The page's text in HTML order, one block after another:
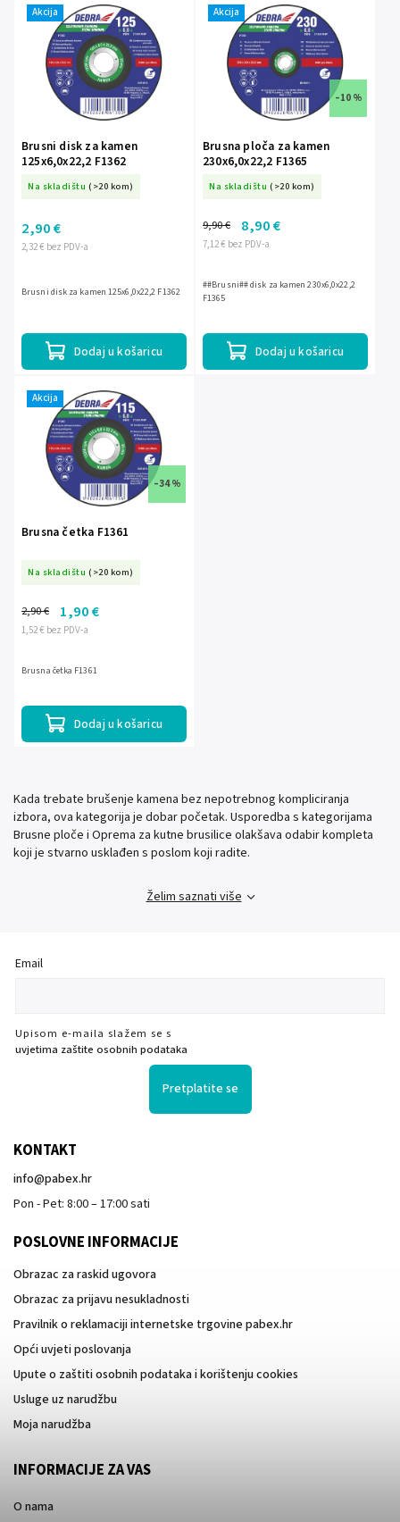
Abecedno
Akcija
Brusni disk za kamen
125x6,0x22,2 F1362
Na skladištu (>20 kom)
2,32 € bez PDV-a
2,90 €
Dodaj u košaricu
Brusni disk za kamen 125x6,0x22,2 F1362
Akcija
–10 %
Brusna ploča za kamen
230x6,0x22,2 F1365
Na skladištu (>20 kom)
7,12 € bez PDV-a
9,90 € 8,90 €
Dodaj u košaricu
##Brusni## disk za kamen 230x6,0x22,2
F1365
Akcija
–34 %
Brusna četka F1361
Na skladištu (>20 kom)
1,52 € bez PDV-a
2,90 € 1,90 €
Dodaj u košaricu
Brusna četka F1361
Kada trebate brušenje kamena bez nepotrebnog kompliciranja
izbora, ova kategorija je dobar početak. Usporedba s kategorijama
Brusne ploče i Oprema za kutne brusilice olakšava odabir kompleta
koji je stvarno usklađen s poslom koji radite.
Želim saznati više
Email
Upisom e-maila slažem se s
uvjetima zaštite osobnih podataka
Pretplatite se
KONTAKT
info@pabex.hr
Pon - Pet: 8:00 – 17:00 sati
POSLOVNE INFORMACIJE
Obrazac za raskid ugovora
Obrazac za prijavu nesukladnosti
Pravilnik o reklamaciji internetske trgovine pabex.hr
Opći uvjeti poslovanja
Upute o zaštiti osobnih podataka i korištenju cookies
Usluge uz narudžbu
Moja narudžba
INFORMACIJE ZA VAS
O nama